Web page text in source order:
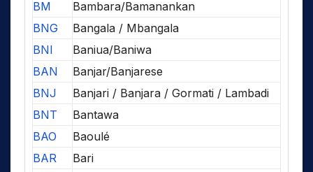
BM
Bambara/Bamanankan
BNG
Bangala / Mbangala
BNI
Baniua/Baniwa
BAN
Banjar/Banjarese
BNJ
Banjari / Banjara / Gormati / Lambadi
BNT
Bantawa
BAO
Baoulé
BAR
Bari